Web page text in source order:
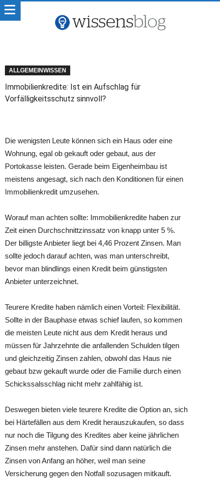
ALLGEMEINWISSEN
Immobilienkredite: Ist ein Aufschlag für
Vorfälligkeitsschutz sinnvoll?
Die wenigsten Leute können sich ein Haus oder eine
Wohnung, egal ob gekauft oder gebaut, aus der
Portokasse leisten. Gerade beim Eigenheimbau ist
meistens angesagt, sich nach den Konditionen für einen
Immobilienkredit umzusehen.
Worauf man achten sollte: Immobilienkredite haben zur
Zeit einen Durchschnittzinssatz von knapp unter 5 %.
Der billigste Anbieter liegt bei 4,46 Prozent Zinsen. Man
sollte jedoch darauf achten, was man unterschreibt,
bevor man blindlings einen Kredit beim günstigsten
Anbieter unterzeichnet.
Teurere Kredite haben nämlich einen Vorteil: Flexibilität.
Sollte in der Bauphase etwas schief laufen, so kommen
die meisten Leute nicht aus dem Kredit heraus und
müssen für Jahrzehnte die anfallenden Schulden tilgen
und gleichzeitig Zinsen zahlen, obwohl das Haus nie
gebaut bzw gekauft wurde oder die Familie durch einen
Schickssalsschlag nicht mehr zahlfähig ist.
Deswegen bieten viele teurere Kredite die Option an, sich
bei Härtefällen aus dem Kredit herauszukaufen, so dass
nur noch die Tilgung des Kredites aber keine jährlichen
Zinsen mehr anstehen. Dafür sind dann natürlich die
Zinsen von Anfang an höher, weil man seine
Versicherung gegen den Notfall sozusagen mitkauft.